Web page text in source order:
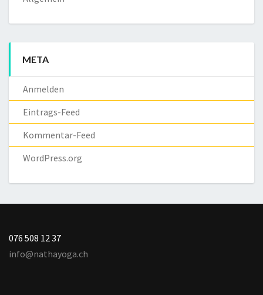
META
Anmelden
Eintrags-Feed
Kommentar-Feed
WordPress.org
076 508 12 37
info@nathayoga.ch